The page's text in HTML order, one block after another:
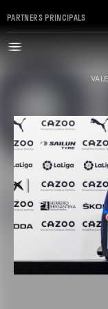
PARTNERS PRINCIPALS